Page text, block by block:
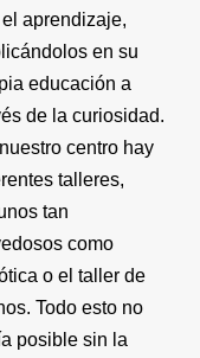
el aprendizaje,
en su
educación a
de la curiosidad.
centro hay
talleres,
tan
como
o el taller de
Todo esto no
posible sin la